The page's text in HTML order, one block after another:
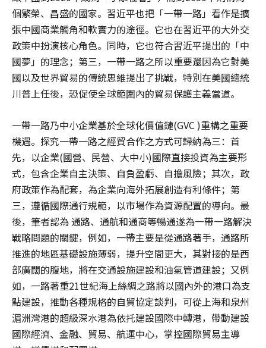
個繁榮、昌盛的國家。習近平也把「一帶一路」看作是擴
張中國商業觸角和軟實力的途徑。它也在習近平的大外交
政策中扮演核心角色。同時，它也符合習近平提出的「中
國夢」的理念；第三，一帶一路之所以重要還因為它對美
國以及世界貿易的傳統思維提出了挑戰，特別在美國總統
川普上任後，恐促使全球範圍內的貿易保護主義當道。
一帶一路乃中小企業基於全球化價值鏈(GVC )重構之重要
機遇。探究一帶一路之經貿合作之方式可歸納為三：首
先，以企業(國營、民營、大中小)國際直接投資為主要形
式，包含企業自主決策、自負盈虧、自擔風險；其次，政
府政策作為配套，為企業向海外拓展創造有利條件；第
三，遵循國際通行規範，以市場作為資源配置的導向。最
後，筆者認為 通路、通航和通商等暢通遂為一帶一路解決
戰略問題的關鍵，例如，一帶主要是從通路著手，通路所
推進的地區基礎設施薄弱，提升空間更大，其對接的是西
部廣闊的腹地，將在交通設施建設和油氣管道建設；又例
如，一路著重21世紀海上絲綢之路將以國內外的港口為支
點建設，推動各種規格的自貿協定談判，可從上海和泉州
湄洲灣港的超級深水港為依托建設國際中轉港，帶動建設
國際經濟、金融、貿易、航運中心，掌控國際貿易主導